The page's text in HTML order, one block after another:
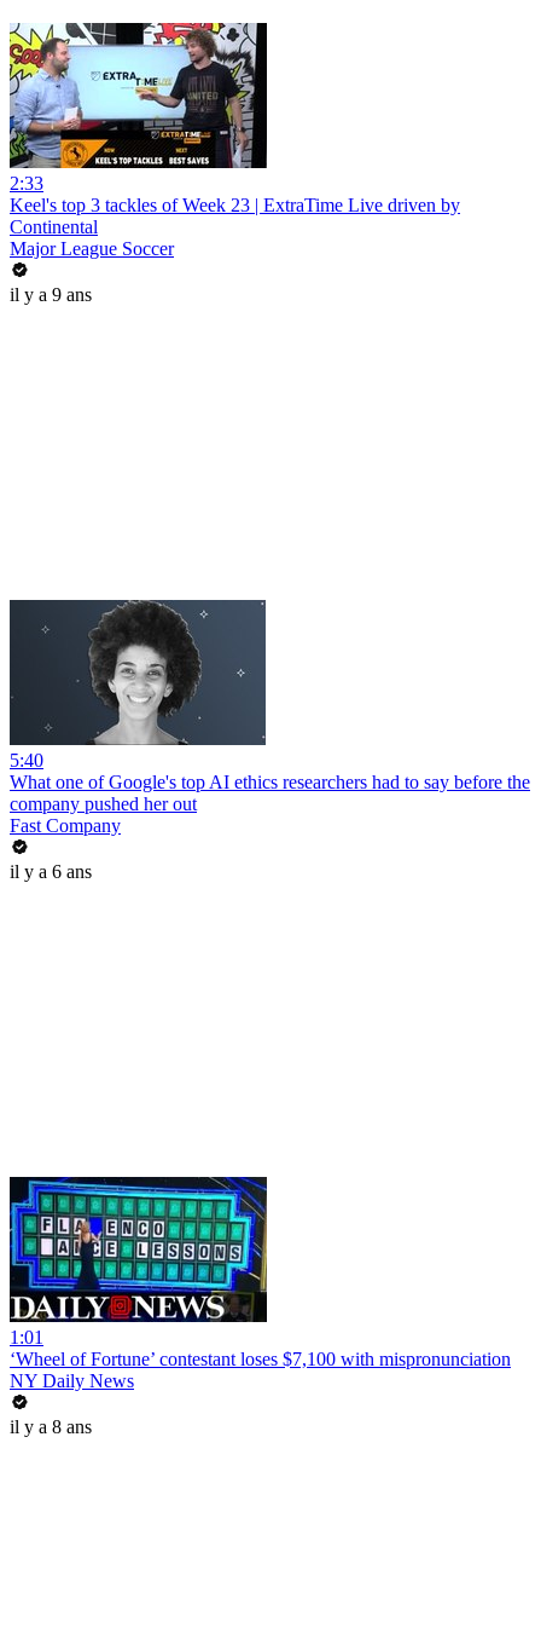
2:33
Keel's top 3 tackles of Week 23 | ExtraTime Live driven by
Continental
Major League Soccer
il y a 9 ans
5:40
What one of Google's top AI ethics researchers had to say before the
company pushed her out
Fast Company
il y a 6 ans
1:01
‘Wheel of Fortune’ contestant loses $7,100 with mispronunciation
NY Daily News
il y a 8 ans